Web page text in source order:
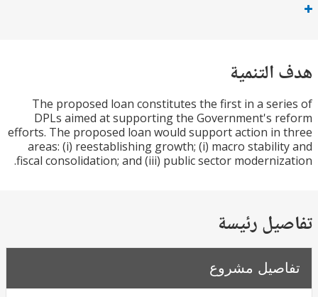
The proposed loan constitutes the first in a
DPLs aimed at supporting the Government's
efforts. The proposed loan would support action
areas: (i) reestablishing growth; (i) macro
fiscal consolidation; and (iii) public sector
رئيسة
مشروع